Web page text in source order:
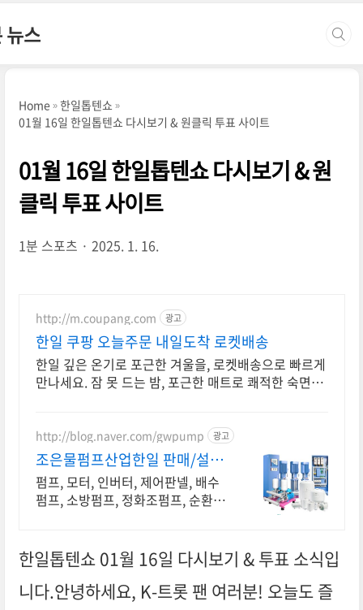
뉴스
Home
한일톱텐쇼
01월 16일 한일톱텐쇼 다시보기 & 원클릭 투표 사이트
01월 16일 한일톱텐쇼 다시보기 & 원
클릭 투표 사이트
1분 스포츠 2025. 1. 16.
http://m.coupang.com 광고
한일 쿠팡 오늘주문 내일도착 로켓배송
한일 깊은 온기로 포근한 겨울을, 로켓배송으로 빠르게
만나세요. 잠 못 드는 밤, 포근한 매트로 쾌적한 숙면을
http://blog.naver.com/gwpump 광고
조은물펌프산업한일 판매/설치/
수리
펌프, 모터, 인버터, 제어판넬, 배수
펌프, 소방펌프, 정화조펌프, 순환펌
한일톱텐쇼 01월 16일 다시보기 & 투표 소식입
니다.안녕하세요, K-트롯 팬 여러분! 오늘도 즐